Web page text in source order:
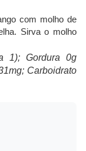
com molho de
Sirva o molho
1); Gordura 0g
Carboidrato